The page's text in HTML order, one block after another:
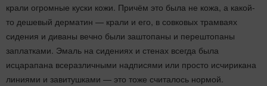
крали огромные куски кожи. Причём это была не кожа, а какой-
то дешевый дерматин — крали и его, в совковых трамваях
сидения и диваны вечно были заштопаны и перештопаны
заплатками. Эмаль на сидениях и стенах всегда была
исцарапана всеразличными надписями или просто исчирикана
линиями и завитушками — это тоже считалось нормой.